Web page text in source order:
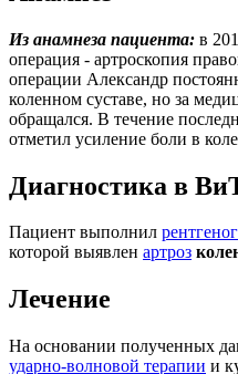
Из анамнеза пациента: в
операция - артроскопия
операции Александр
коленном суставе, но за
обращался. В течение
отметил усиление боли в
Диагностика в
Пациент выполнил
которой выявлен артроз
Лечение
На основании полученных
ударно-волновой терапии и